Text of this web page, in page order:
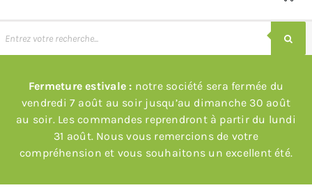
Accueil
Pièces détachées
Nos promos
Fermeture estivale : notre société sera fermée du
vendredi 7 août au soir jusqu’au dimanche 30 août
au soir. Les commandes reprendront à partir du lundi
31 août. Nous vous remercions de votre
compréhension et vous souhaitons un excellent été.